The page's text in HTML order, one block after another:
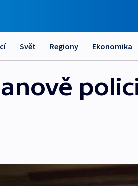
Svět Regiony Ekonomika